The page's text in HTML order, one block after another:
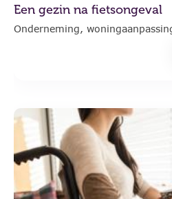
Een gezin na fietsongeval
Onderneming,